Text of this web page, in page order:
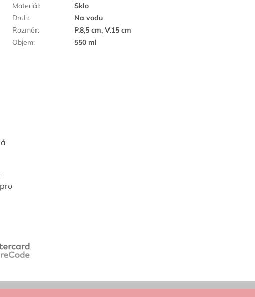
Materiál:
Sklo
Druh:
Na vodu
Rozměr:
P.8,5 cm, V.15 cm
Objem: 550 ml